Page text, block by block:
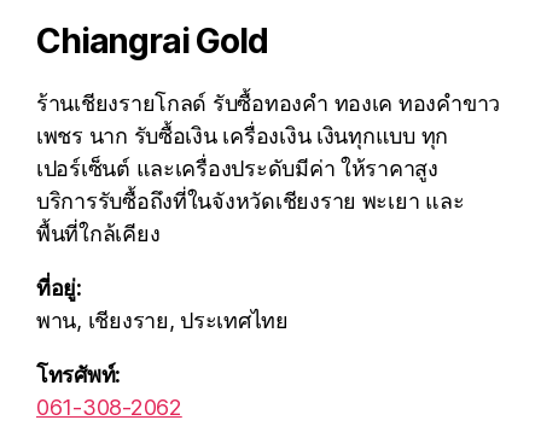
Chiangrai Gold
ร้านเชียงรายโกลด์ รับซื้อทองคำ ทองเค ทองคำขาว
เพชร นาก รับซื้อเงิน เครื่องเงิน เงินทุกแบบ ทุก
เปอร์เซ็นต์ และเครื่องประดับมีค่า ให้ราคาสูง
บริการรับซื้อถึงที่ในจังหวัดเชียงราย พะเยา และ
พื้นที่ใกล้เคียง
ที่อยู่:
พาน, เชียงราย, ประเทศไทย
โทรศัพท์:
061-308-2062